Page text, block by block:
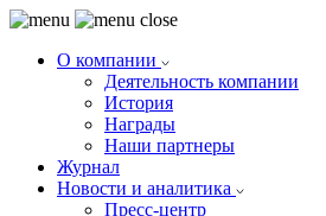
О компании
Деятельность компании
История
Награды
Наши партнеры
Журнал
Новости и аналитика
Пресс-центр